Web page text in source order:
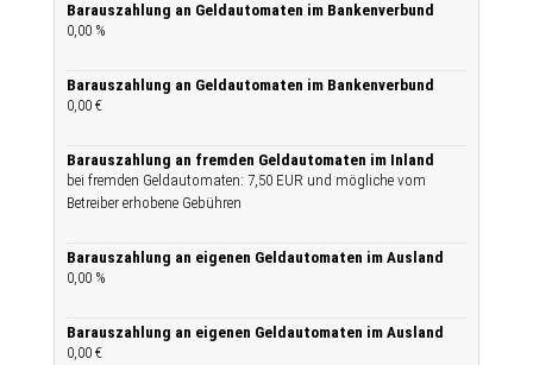
Barauszahlung an Geldautomaten im Bankenverbund
0,00 %
Barauszahlung an Geldautomaten im Bankenverbund
0,00 €
Barauszahlung an fremden Geldautomaten im Inland
bei fremden Geldautomaten: 7,50 EUR und mögliche vom
Betreiber erhobene Gebühren
Barauszahlung an eigenen Geldautomaten im Ausland
0,00 %
Barauszahlung an eigenen Geldautomaten im Ausland
0,00 €